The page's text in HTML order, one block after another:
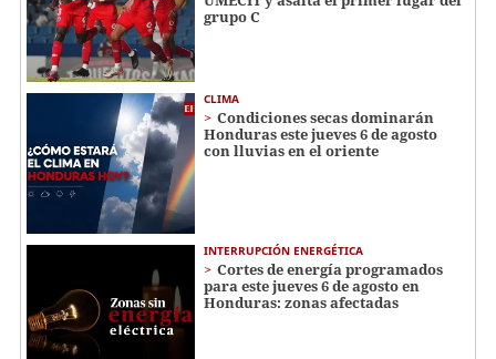
grupo C
CLIMA
Condiciones secas dominarán
Honduras este jueves 6 de agosto
con lluvias en el oriente
INTERRUPCIÓN ENERGÉTICA
Cortes de energía programados
para este jueves 6 de agosto en
Honduras: zonas afectadas